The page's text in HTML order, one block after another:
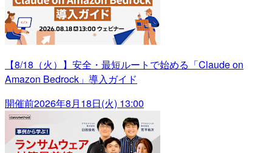
【8/18（火）】安全・最短ルートで始める「Claude on
Amazon Bedrock」導入ガイド
開催前2026年8月18日(火) 13:00